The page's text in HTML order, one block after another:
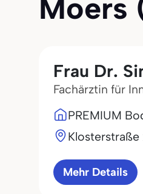
Moers
Frau Dr.
Fachärztin für
PREMIUM
Klosterstraße
Mehr Details